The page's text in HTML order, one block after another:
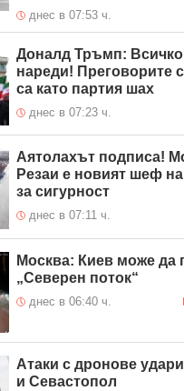
днес в 07:53 ч.
Доналд Тръмп:
нареди! Преговорите
са като партия шах
днес в 07:23 ч.
Аятолахът подписа!
Резаи е новият шеф
за сигурност
днес в 07:11 ч.
Москва: Киев може да
„Северен поток“
днес в 06:40 ч.
Атаки с дронове
и Севастопол